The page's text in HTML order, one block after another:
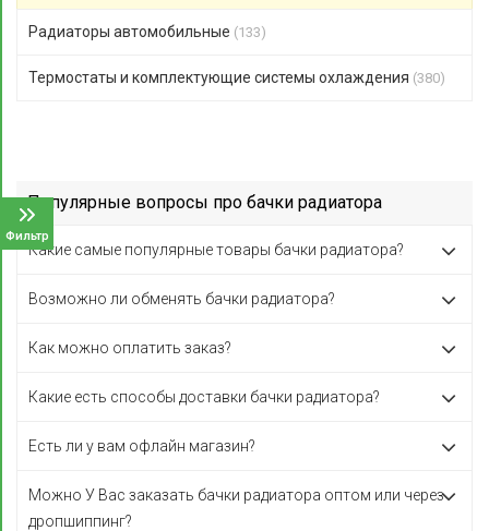
Фильтр
Радиаторы автомобильные (133)
Термостаты и комплектующие системы охлаждения (380)
Популярные вопросы про бачки радиатора
Какие самые популярные товары бачки радиатора?
Возможно ли обменять бачки радиатора?
Как можно оплатить заказ?
Какие есть способы доставки бачки радиатора?
Есть ли у вам офлайн магазин?
Можно У Вас заказать бачки радиатора оптом или через
дропшиппинг?